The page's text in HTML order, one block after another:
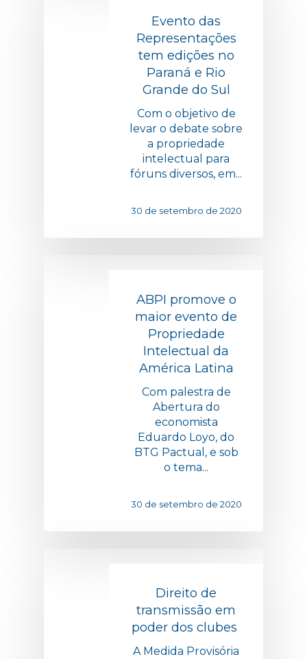
Evento das
Representações
tem edições no
Paraná e Rio
Grande do Sul
Com o objetivo de
levar o debate sobre
a propriedade
intelectual para
fóruns diversos, em...
30 de setembro de 2020
ABPI promove o
maior evento de
Propriedade
Intelectual da
América Latina
Com palestra de
Abertura do
economista
Eduardo Loyo, do
BTG Pactual, e sob
o tema...
30 de setembro de 2020
Direito de
transmissão em
poder dos clubes
A Medida Provisória